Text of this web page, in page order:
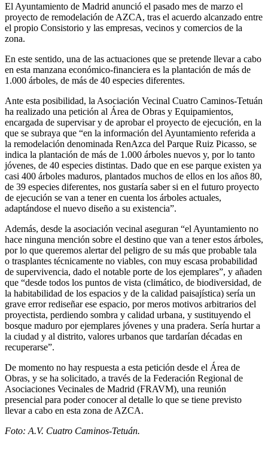
El Ayuntamiento de Madrid anunció el pasado mes de marzo el
proyecto de remodelación de AZCA, tras el acuerdo alcanzado entre
el propio Consistorio y las empresas, vecinos y comercios de la
zona.
En este sentido, una de las actuaciones que se pretende llevar a cabo
en esta manzana económico-financiera es la plantación de más de
1.000 árboles, de más de 40 especies diferentes.
Ante esta posibilidad, la Asociación Vecinal Cuatro Caminos-Tetuán
ha realizado una petición al Área de Obras y Equipamientos,
encargada de supervisar y de aprobar el proyecto de ejecución, en la
que se subraya que “en la información del Ayuntamiento referida a
la remodelación denominada RenAzca del Parque Ruiz Picasso, se
indica la plantación de más de 1.000 árboles nuevos y, por lo tanto
jóvenes, de 40 especies distintas. Dado que en ese parque existen ya
casi 400 árboles maduros, plantados muchos de ellos en los años 80,
de 39 especies diferentes, nos gustaría saber si en el futuro proyecto
de ejecución se van a tener en cuenta los árboles actuales,
adaptándose el nuevo diseño a su existencia”.
Además, desde la asociación vecinal aseguran “el Ayuntamiento no
hace ninguna mención sobre el destino que van a tener estos árboles,
por lo que queremos alertar del peligro de su más que probable tala
o trasplantes técnicamente no viables, con muy escasa probabilidad
de supervivencia, dado el notable porte de los ejemplares”, y añaden
que “desde todos los puntos de vista (climático, de biodiversidad, de
la habitabilidad de los espacios y de la calidad paisajística) sería un
grave error rediseñar ese espacio, por meros motivos arbitrarios del
proyectista, perdiendo sombra y calidad urbana, y sustituyendo el
bosque maduro por ejemplares jóvenes y una pradera. Sería hurtar a
la ciudad y al distrito, valores urbanos que tardarían décadas en
recuperarse”.
De momento no hay respuesta a esta petición desde el Área de
Obras, y se ha solicitado, a través de la Federación Regional de
Asociaciones Vecinales de Madrid (FRAVM), una reunión
presencial para poder conocer al detalle lo que se tiene previsto
llevar a cabo en esta zona de AZCA.
Foto: A.V. Cuatro Caminos-Tetuán.